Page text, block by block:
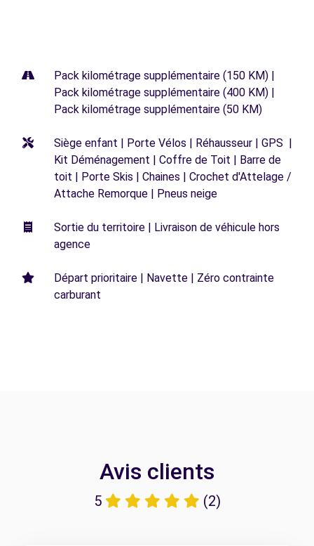
Pack kilométrage supplémentaire (150 KM) |
Pack kilométrage supplémentaire (400 KM) |
Pack kilométrage supplémentaire (50 KM)
Siège enfant | Porte Vélos | Réhausseur | GPS |
Kit Déménagement | Coffre de Toit | Barre de
toit | Porte Skis | Chaines | Crochet d'Attelage /
Attache Remorque | Pneus neige
Sortie du territoire | Livraison de véhicule hors
agence
Départ prioritaire | Navette | Zéro contrainte
carburant
Avis clients
5 (2)